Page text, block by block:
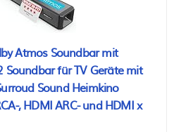
Atmos Soundbar mit
für TV Geräte mit
Sound Heimkino
, HDMI ARC- und HDMI x